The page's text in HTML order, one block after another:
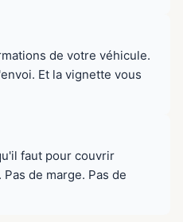
de votre véhicule.
Et la vignette vous
faut pour couvrir
de marge. Pas de